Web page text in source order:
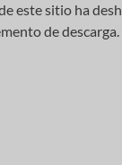
este sitio ha
de descarga.